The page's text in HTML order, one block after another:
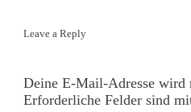
Leave a Reply
Deine E-Mail-Adresse
Erforderliche Felder sind